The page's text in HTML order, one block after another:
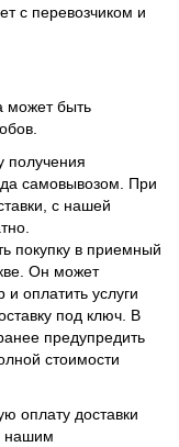
с перевозчиком и
может быть
получения
самовывозом. При
с нашей
покупку в приемный
Он может
и оплатить услуги
под ключ. В
предупредить
стоимости
оплату доставки
нашим